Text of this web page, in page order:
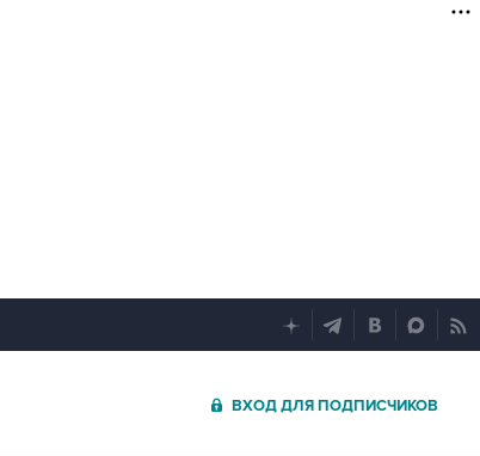
ВХОД ДЛЯ ПОДПИСЧИКОВ